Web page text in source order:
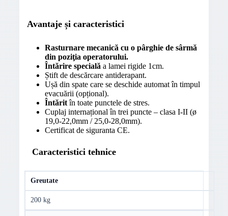
Avantaje și caracteristici
Rasturnare mecanică cu o pârghie de sârmă
din poziţia operatorului.
Întărire specială a lamei rigide 1cm.
Știft de descărcare antiderapant.
Ușă din spate care se deschide automat în timpul
evacuării (opțional).
Întăritîn toate punctele de stres.
Cuplaj internațional în trei puncte – clasa I-II (ø
19,0-22,0mm / 25,0-28,0mm).
Certificat de siguranta CE.
Caracteristici tehnice
Greutate
200 kg